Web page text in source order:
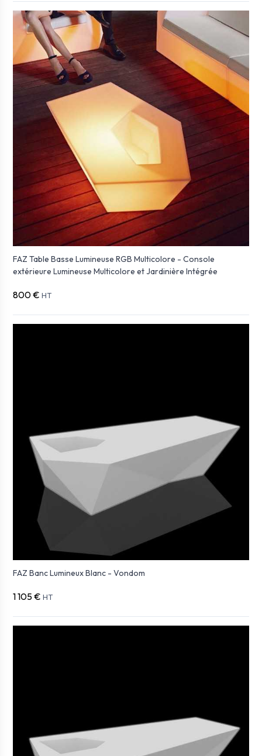
FAZ Table Basse Lumineuse RGB Multicolore - Console
extérieure Lumineuse Multicolore et Jardinière Intégrée
800 € HT
FAZ Banc Lumineux Blanc - Vondom
1 105 € HT